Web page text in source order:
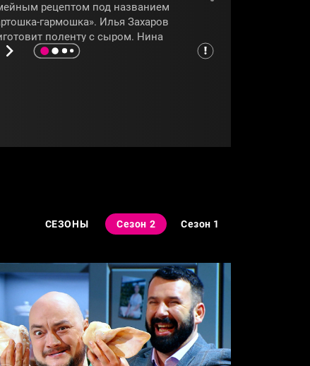
рецептом под названием
гармошка». Илья Захаров
поленту с сыром. Нина
расскажет, как можно сделать
СЕЗОНЫ Сезон 2 Сезон 1